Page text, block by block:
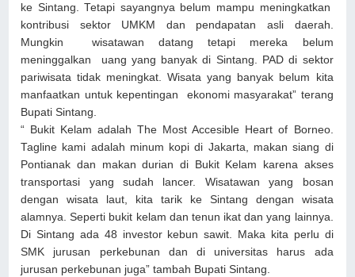
ke Sintang. Tetapi sayangnya belum mampu meningkatkan
kontribusi sektor UMKM dan pendapatan asli daerah.
Mungkin wisatawan datang tetapi mereka belum
meninggalkan uang yang banyak di Sintang. PAD di sektor
pariwisata tidak meningkat. Wisata yang banyak belum kita
manfaatkan untuk kepentingan ekonomi masyarakat” terang
Bupati Sintang.
“ Bukit Kelam adalah The Most Accesible Heart of Borneo.
Tagline kami adalah minum kopi di Jakarta, makan siang di
Pontianak dan makan durian di Bukit Kelam karena akses
transportasi yang sudah lancer. Wisatawan yang bosan
dengan wisata laut, kita tarik ke Sintang dengan wisata
alamnya. Seperti bukit kelam dan tenun ikat dan yang lainnya.
Di Sintang ada 48 investor kebun sawit. Maka kita perlu di
SMK jurusan perkebunan dan di universitas harus ada
jurusan perkebunan juga” tambah Bupati Sintang.